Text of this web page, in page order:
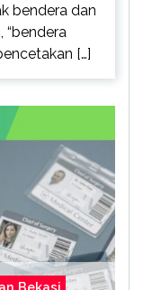
bendera dan
“bendera
[…]
Bekasi